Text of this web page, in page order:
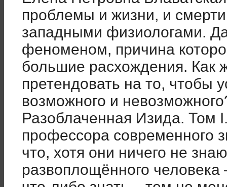
проблемы и жизни, и
западными физиологами.
феноменом, причина
большие расхождения. Как
претендовать на то, чтобы
возможного и
Разоблаченная Изида. Том
профессора современного
что, хотя они ничего не
развоплощённого